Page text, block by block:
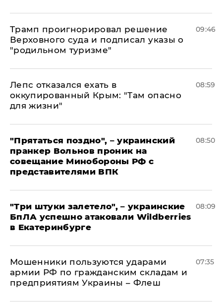
Трамп проигнорировал решение
Верховного суда и подписал указы о
"родильном туризме"
09:46
Лепс отказался ехать в
оккупированный Крым: "Там опасно
для жизни"
08:59
"Прятаться поздно", – украинский
пранкер Вольнов проник на
совещание Минобороны РФ с
представителями ВПК
08:50
"Три штуки залетело", – украинские
БпЛА успешно атаковали Wildberries
в Екатеринбурге
08:09
Мошенники пользуются ударами
армии РФ по гражданским складам и
предприятиям Украины – Флеш
07:35